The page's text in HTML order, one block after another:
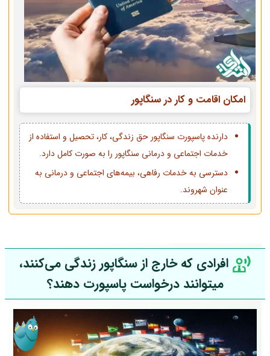
امکان اقامت و کار در سنگاپور
دارنده پاسپورت سنگاپور حق زندگی، کار، تحصیل و استفاده از
خدمات اجتماعی و درمانی سنگاپور را به صورت کامل دارد.
دسترسی به خدمات رفاهی، بیمه‌های اجتماعی و درمانی به
عنوان شهروند.
افرادی که خارج از سنگاپور زندگی می‌کنند،
میتوانند درخواست پاسپورت دهند؟